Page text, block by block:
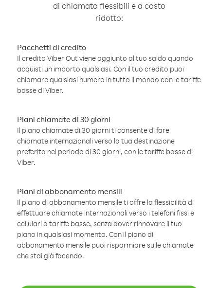
di chiamata flessibili e a costo
ridotto:
Pacchetti di credito
Il credito Viber Out viene aggiunto al tuo saldo quando
acquisti un importo qualsiasi. Con il tuo credito puoi
chiamare qualsiasi numero in tutto il mondo con le tariffe
basse di Viber.
Piani chiamate di 30 giorni
Il piano chiamate di 30 giorni ti consente di fare
chiamate internazionali verso la tua destinazione
preferita nel periodo di 30 giorni, con le tariffe basse di
Viber.
Piani di abbonamento mensili
Il piano di abbonamento mensile ti offre la flessibilità di
effettuare chiamate internazionali verso i telefoni fissi e
cellulari a tariffe basse, senza dover rinnovare il tuo
piano in qualsiasi momento. Con il piano di
abbonamento mensile puoi risparmiare sulle chiamate
che stai già facendo.